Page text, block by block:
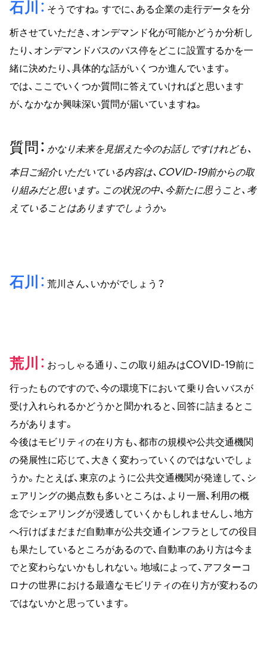
石川 そうですね。すでに、ある企業の走行データを分
析させていただき、オンデマンド化が可能かどうか分析し
たり、オンデマンドバスのバス停をどこに設置するかを一
緒に決めたり、具体的な話がいくつか進んでいます。
では、ここでいくつか質問に答えていければと思います
が、なかなか興味深い質問が届いていますね。
質問 かなり未来を見据えた今のお話しですけれども、
本日ご紹介いただいている内容は、COVID-19前からの取
り組みだと思います。この状況の中、今新たに思うこと、考
えていることはありますでしょうか。
石川 荒川さん、いかがでしょう？
荒川 おっしゃる通り、この取り組みはCOVID-19前に
行ったものですので、今の環境下において乗り合いバスが
受け入れられるかどうかと聞かれると、回答に詰まるとこ
ろがあります。
今後はモビリティの在り方も、都市の規模や公共交通機関
の発展性に応じて、大きく変わっていくのではないでしょ
うか。たとえば、東京のように公共交通機関が発達して、シ
ェアリングの拠点数も多いところは、より一層、利用の概
念でシェアリングが浸透していくかもしれませんし、地方
へ行けばまだまだ自動車が公共交通インフラとしての役目
も果たしているところがあるので、自動車のあり方は今ま
でと変わらないかもしれない。地域によって、アフターコ
ロナの世界における最適なモビリティの在り方が変わるの
ではないかと思っています。